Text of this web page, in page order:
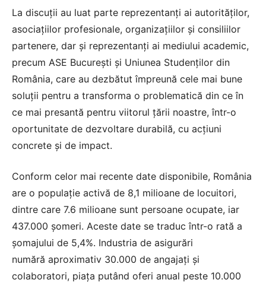
La discuții au luat parte reprezentanți ai autorităților,
asociațiilor profesionale, organizațiilor și consiliilor
partenere, dar și reprezentanți ai mediului academic,
precum ASE București și Uniunea Studenților din
România, care au dezbătut împreună cele mai bune
soluții pentru a transforma o problematică din ce în
ce mai presantă pentru viitorul țării noastre, într-o
oportunitate de dezvoltare durabilă, cu acțiuni
concrete și de impact.
Conform celor mai recente date disponibile, România
are o populație activă de 8,1 milioane de locuitori,
dintre care 7.6 milioane sunt persoane ocupate, iar
437.000 șomeri. Aceste date se traduc într-o rată a
șomajului de 5,4%. Industria de asigurări
numără aproximativ 30.000 de angajați și
colaboratori, piața putând oferi anual peste 10.000